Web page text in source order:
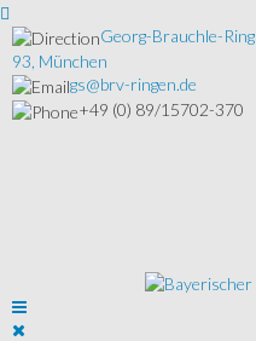
Georg-Brauchle-Ring
93, München
gs@brv-ringen.de
+49 (0) 89/15702-370